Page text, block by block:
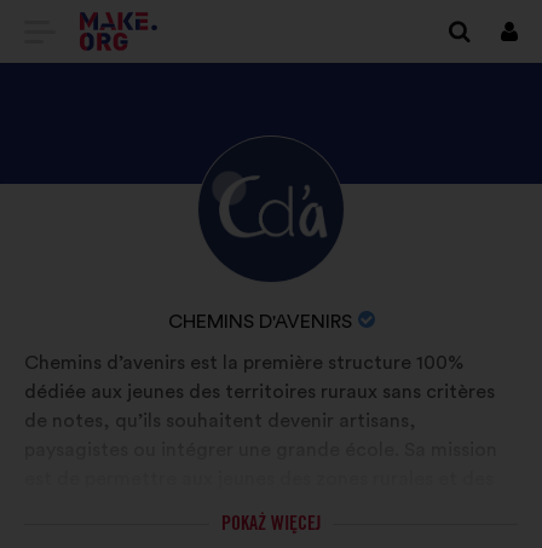
IDŹ
GŁÓWNEJ
MAKE.ORG
się
ODKRYJ
PROFIL
CHEMINS
D'AVENIRS
NAZWA
ORGANIZACJI:
CHEMINS D'AVENIRS
Życiorys:
Chemins d’avenirs est la première structure 100%
dédiée aux jeunes des territoires ruraux sans critères
de notes, qu’ils souhaitent devenir artisans,
petites villes d’avoir autant de chances de réaliser leur
potentiel que les jeunes des grandes métropoles.
POKAŻ WIĘCEJ